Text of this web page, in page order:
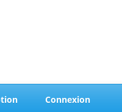
(current)Connexion(current)